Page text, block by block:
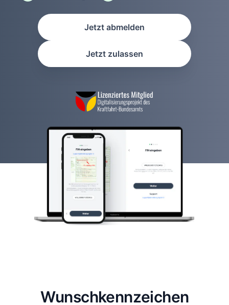
Jetzt abmelden
Jetzt zulassen
Wunsch­kennzeichen